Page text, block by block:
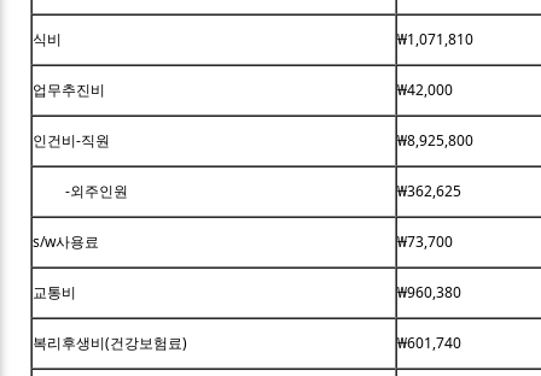
식비 ₩1,071,810
업무추진비 ₩42,000
인건비-직원 ₩8,925,800
-외주인원 ₩362,625
s/w사용료 ₩73,700
교통비 ₩960,380
복리후생비(건강보험료) ₩601,740